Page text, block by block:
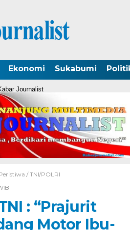
Ekonomi Sukabumi
Journalist
/ TNI/POLRI
: “Prajurit
Motor Ibu-